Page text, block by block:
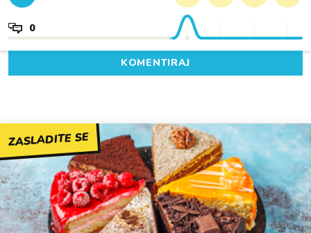
0
KOMENTIRAJ
ZASLADITE SE